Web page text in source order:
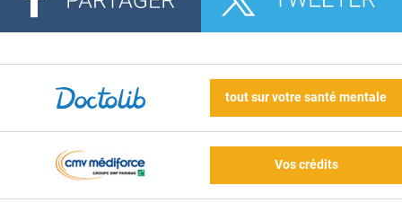
tout sur votre santé mentale
Vos crédits